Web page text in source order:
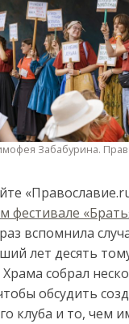
Забабурина.
фестивале
вспомнила
лет десять
собрал
обсудить
клуба и то, чем